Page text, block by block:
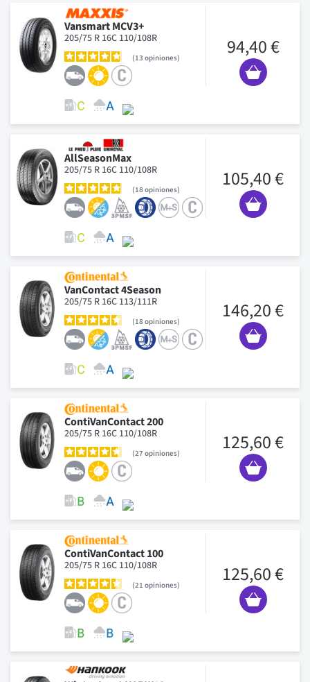
Vansmart MCV3+
205/75 R 16C 110/108R
13 opiniones 94,40 €
AllSeasonMax
205/75 R 16C 110/108R
18 opiniones 105,40 €
VanContact 4Season
205/75 R 16C 113/111R
18 opiniones 146,20 €
ContiVanContact 200
205/75 R 16C 110/108R
27 opiniones 125,60 €
ContiVanContact 100
205/75 R 16C 110/108R
21 opiniones 125,60 €